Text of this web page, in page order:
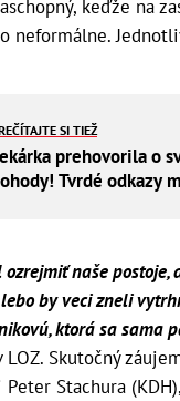
keďže na
neformálne.
SI TIEŽ
prehovorila o
Tvrdé odkazy
ozrejmiť naše
by veci zneli
ktorá sa sama
Skutočný
Stachura